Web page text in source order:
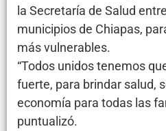
la Secretaría de Salud
municipios de Chiapas,
más vulnerables.
“Todos unidos tenemos
fuerte, para brindar salud,
economía para todas las
puntualizó.